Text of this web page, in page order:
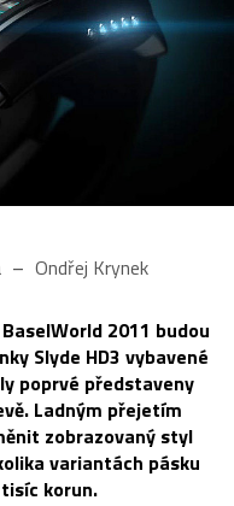
Ondřej Krynek
2011 budou
Slyde HD3 vybavené
poprvé představeny
Ladným přejetím
zobrazovaný styl
variantách pásku
korun.